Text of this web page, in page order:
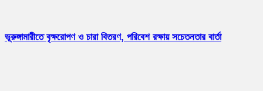
ভূরুঙ্গামারীতে বৃক্ষরোপণ ও চারা বিতরণ, পরিবেশ রক্ষায় সচেতনতার বার্তা